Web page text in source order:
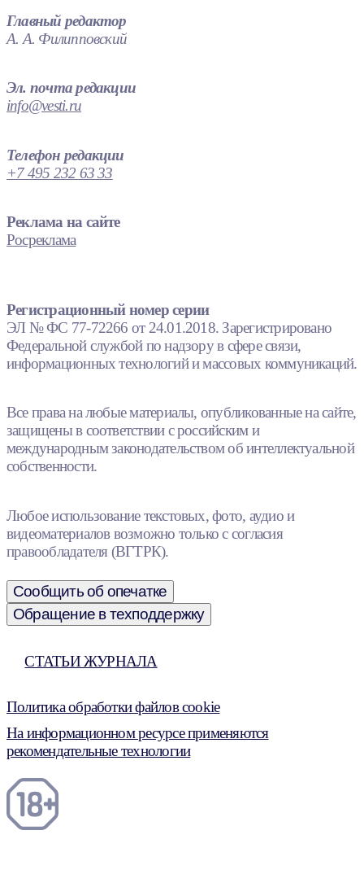
Главный редактор
А. А. Филипповский
Эл. почта редакции
info@vesti.ru
Телефон редакции
+7 495 232 63 33
Реклама на сайте
Росреклама
Регистрационный номер серии
ЭЛ № ФС 77-72266 от 24.01.2018. Зарегистрировано
Федеральной службой по надзору в сфере связи,
информационных технологий и массовых коммуникаций.
Все права на любые материалы, опубликованные на сайте,
защищены в соответствии с российским и
международным законодательством об интеллектуальной
собственности.
Любое использование текстовых, фото, аудио и
видеоматериалов возможно только с согласия
правообладателя (ВГТРК).
Сообщить об опечатке
Обращение в техподдержку
СТАТЬИ ЖУРНАЛА
Политика обработки файлов cookie
На информационном ресурсе применяются
рекомендательные технологии